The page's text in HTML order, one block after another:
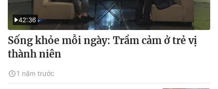
42:36
Sống khỏe mỗi ngày: Trầm cảm ở trẻ vị
thành niên
1 năm trước